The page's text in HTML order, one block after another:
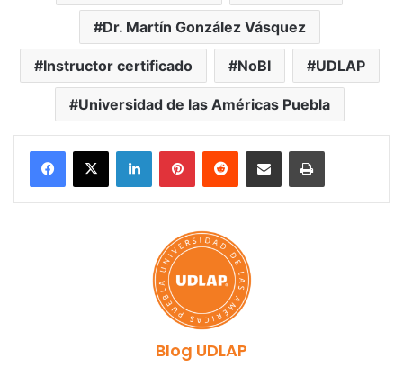
Dr. Martín González Vásquez
Instructor certificado NoBI UDLAP
Universidad de las Américas Puebla
LinkedInPinterestReddit Share via Email Print
Blog UDLAP